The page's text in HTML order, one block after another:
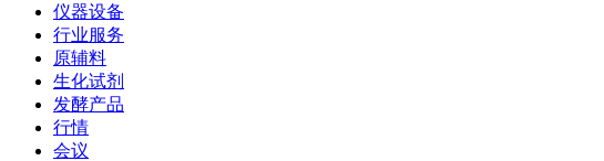
仪器设备
行业服务
原辅料
生化试剂
发酵产品
行情
会议